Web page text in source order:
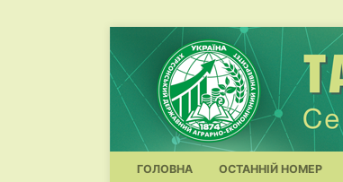
ГОЛОВНА ОСТАННІЙ НОМЕР